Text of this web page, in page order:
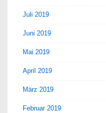
Juli 2019
Juni 2019
Mai 2019
April 2019
März 2019
Februar 2019